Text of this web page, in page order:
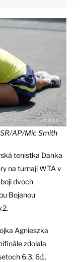
AP/Mic Smith
tenistka Danka
na turnaji WTA v
dvoch
Bojanou
Agnieszka
zdolala
6:3, 6:1.